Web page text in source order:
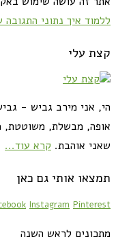
ללמוד איך נתוני
קצת עלי
הי, אני מירב גביש -
אופה, מבשלת, משוטטת,
שאני אוהבת. קרא עוד...
תמצאו אותי גם כאן
Instagram Pinterest
מתכונים לראש השנה